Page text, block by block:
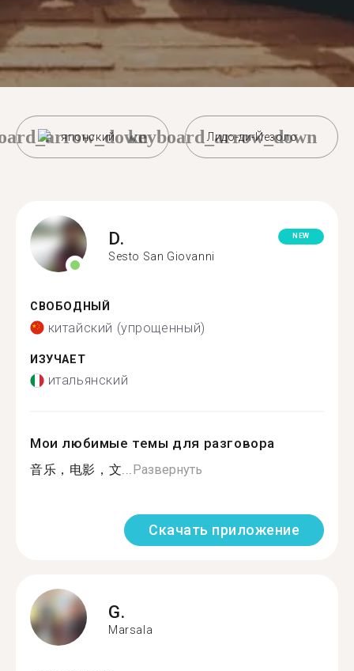
японский Лидо-ди-Йезоло
keyboard_arrow_down
D.
Sesto San Giovanni
NEW
СВОБОДНЫЙ
китайский (упрощенный)
ИЗУЧАЕТ
итальянский
Мои любимые темы для разговора
音乐，电影，文...Развернуть
Скачать приложение
G.
Marsala